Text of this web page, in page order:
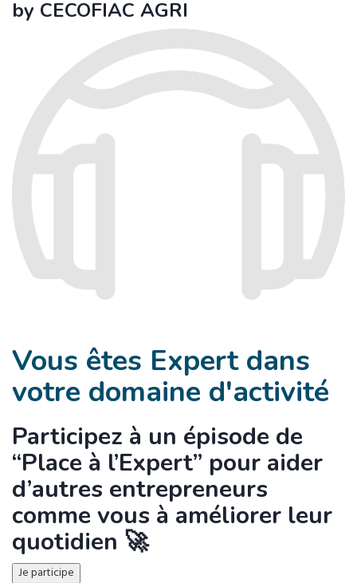
by CECOFIAC AGRI
Vous êtes Expert dans
votre domaine d'activité
Participez à un épisode de
“Place à l’Expert” pour aider
d’autres entrepreneurs
comme vous à améliorer leur
quotidien 🚀
Je participe